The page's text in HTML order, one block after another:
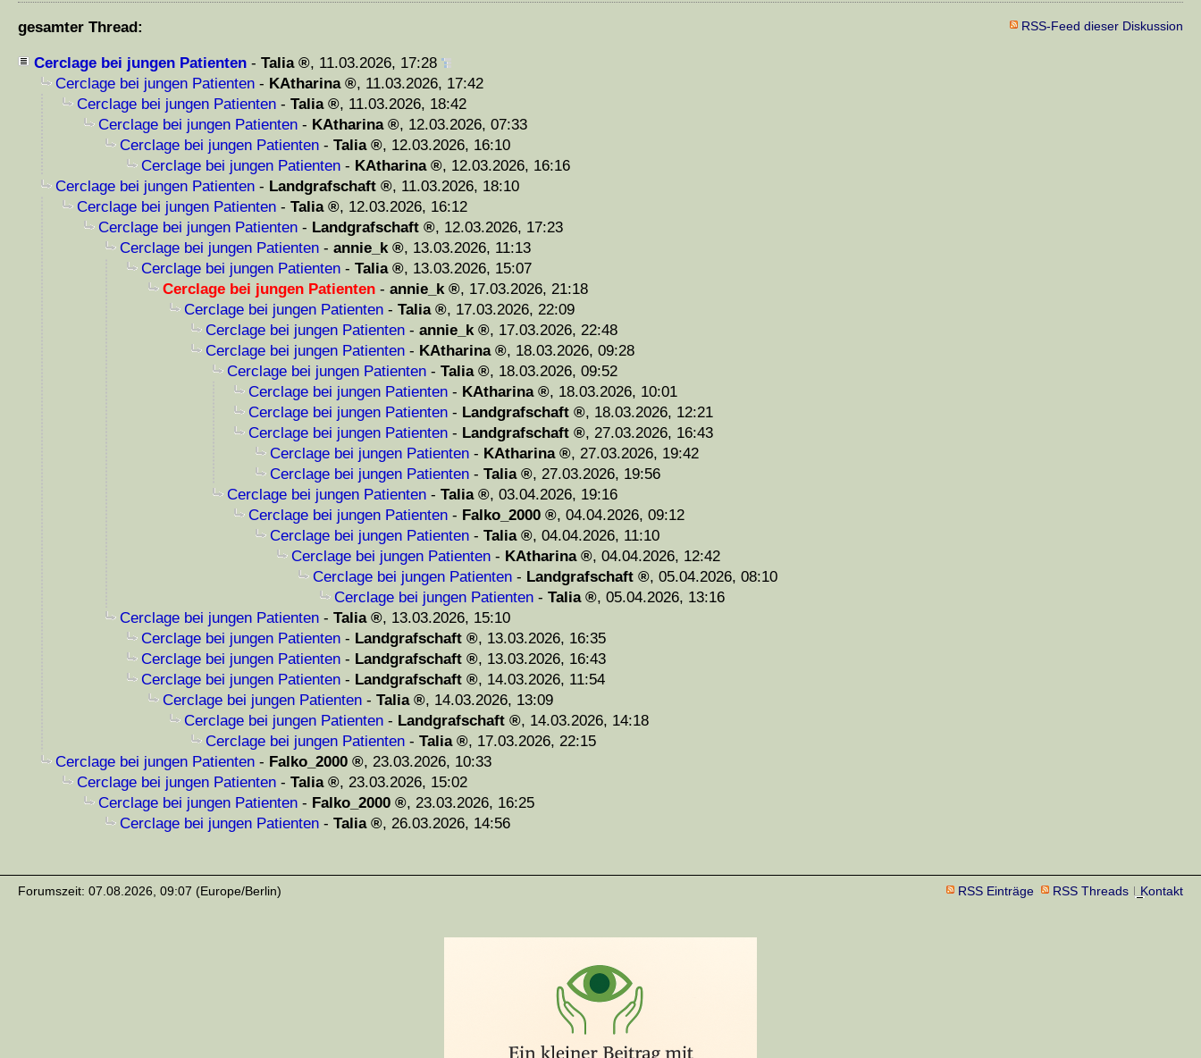
gesamter Thread: RSS-Feed dieser Diskussion
Cerclage bei jungen Patienten - Talia , 11.03.2026, 17:28
Cerclage bei jungen Patienten - KAtharina , 11.03.2026, 17:42
Cerclage bei jungen Patienten - Talia , 11.03.2026, 18:42
Cerclage bei jungen Patienten - KAtharina , 12.03.2026, 07:33
Cerclage bei jungen Patienten - Talia , 12.03.2026, 16:10
Cerclage bei jungen Patienten - KAtharina , 12.03.2026, 16:16
Cerclage bei jungen Patienten - Landgrafschaft , 11.03.2026, 18:10
Cerclage bei jungen Patienten - Talia , 12.03.2026, 16:12
Cerclage bei jungen Patienten - Landgrafschaft , 12.03.2026, 17:23
Cerclage bei jungen Patienten - annie_k , 13.03.2026, 11:13
Cerclage bei jungen Patienten - Talia , 13.03.2026, 15:07
Cerclage bei jungen Patienten - annie_k , 17.03.2026, 21:18
Cerclage bei jungen Patienten - Talia , 17.03.2026, 22:09
Cerclage bei jungen Patienten - annie_k , 17.03.2026, 22:48
Cerclage bei jungen Patienten - KAtharina , 18.03.2026, 09:28
Cerclage bei jungen Patienten - Talia , 18.03.2026, 09:52
Cerclage bei jungen Patienten - KAtharina , 18.03.2026, 10:01
Cerclage bei jungen Patienten - Landgrafschaft , 18.03.2026, 12:21
Cerclage bei jungen Patienten - Landgrafschaft , 27.03.2026, 16:43
Cerclage bei jungen Patienten - KAtharina , 27.03.2026, 19:42
Cerclage bei jungen Patienten - Talia , 27.03.2026, 19:56
Cerclage bei jungen Patienten - Talia , 03.04.2026, 19:16
Cerclage bei jungen Patienten - Falko_2000 , 04.04.2026, 09:12
Cerclage bei jungen Patienten - Talia , 04.04.2026, 11:10
Cerclage bei jungen Patienten - KAtharina , 04.04.2026, 12:42
Cerclage bei jungen Patienten - Landgrafschaft , 05.04.2026, 08:10
Cerclage bei jungen Patienten - Talia , 05.04.2026, 13:16
Cerclage bei jungen Patienten - Talia , 13.03.2026, 15:10
Cerclage bei jungen Patienten - Landgrafschaft , 13.03.2026, 16:35
Cerclage bei jungen Patienten - Landgrafschaft , 13.03.2026, 16:43
Cerclage bei jungen Patienten - Landgrafschaft , 14.03.2026, 11:54
Cerclage bei jungen Patienten - Talia , 14.03.2026, 13:09
Cerclage bei jungen Patienten - Landgrafschaft , 14.03.2026, 14:18
Cerclage bei jungen Patienten - Talia , 17.03.2026, 22:15
Cerclage bei jungen Patienten - Falko_2000 , 23.03.2026, 10:33
Cerclage bei jungen Patienten - Talia , 23.03.2026, 15:02
Cerclage bei jungen Patienten - Falko_2000 , 23.03.2026, 16:25
Cerclage bei jungen Patienten - Talia , 26.03.2026, 14:56
Forumszeit: 07.08.2026, 09:07 (Europe/Berlin) RSS Einträge RSS Threads Kontakt